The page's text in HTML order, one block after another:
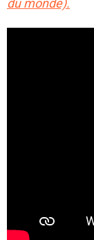
du monde).